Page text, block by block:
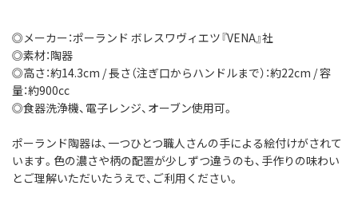
◎メーカー：ポーランド ボレスワヴィエツ『VENA』社
◎素材：陶器
◎高さ：約14.3cm / 長さ（注ぎ口からハンドルまで）：約22cm / 容
量：約900cc
◎食器洗浄機、電子レンジ、オーブン使用可。
ポーランド陶器は、一つひとつ職人さんの手による絵付けがされて
います。色の濃さや柄の配置が少しずつ違うのも、手作りの味わい
とご理解いただいたうえで、ご利用ください。